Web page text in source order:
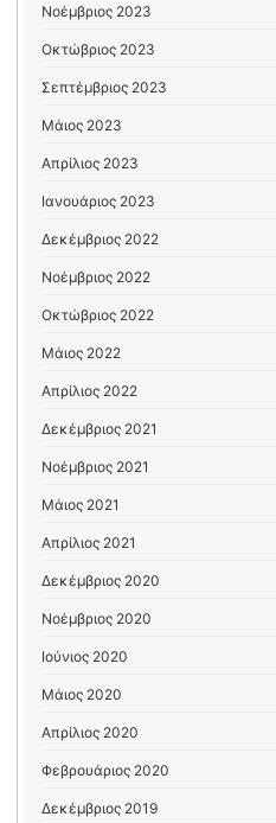
Νοέμβριος 2023
Οκτώβριος 2023
Σεπτέμβριος 2023
Μάιος 2023
Απρίλιος 2023
Ιανουάριος 2023
Δεκέμβριος 2022
Νοέμβριος 2022
Οκτώβριος 2022
Μάιος 2022
Απρίλιος 2022
Δεκέμβριος 2021
Νοέμβριος 2021
Μάιος 2021
Απρίλιος 2021
Δεκέμβριος 2020
Νοέμβριος 2020
Ιούνιος 2020
Μάιος 2020
Απρίλιος 2020
Φεβρουάριος 2020
Δεκέμβριος 2019